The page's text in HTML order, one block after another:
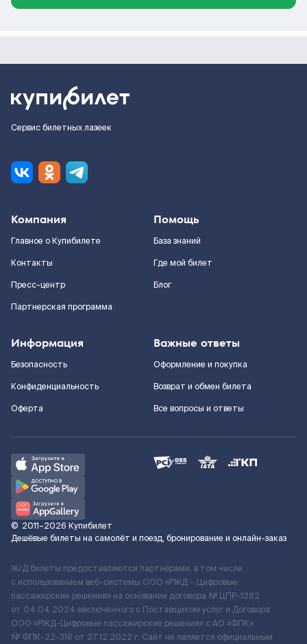
Сервис билетных лазеек
Компания
Главное о Купибилете
Контакты
Пресс-центр
Партнерская программа
Помощь
База знаний
Где мой билет
Блог
Информация
Безопасность
Конфиденциальность
Оферта
Важные ответы
Оформление и покупка
Возврат и обмен билета
Все вопросы и ответы
© 2011–2026 Купибилет
Дешёвые билеты на самолёт и поезд, бронирование и онлайн-заказ
Ж/Д билеты предоставляются партнёрами, в том числе
с использованием веб-системы ООО «РЖД – Цифровые
пассажирские решения» на основании договора № ЦПР-1282
от 04.04.2024 заключенного с Поставщиком услуг и Договора
ООО «РЖД-Цифровые пассажирские решения» c АО «ФПК»
№ ФПК-22-316 от 27.12.2022 г. Сайт не является официальным